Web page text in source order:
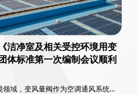
洁净室及相关受控环境用变
体标准第一次编制会议顺利
域，变风量阀作为空调通风系统的